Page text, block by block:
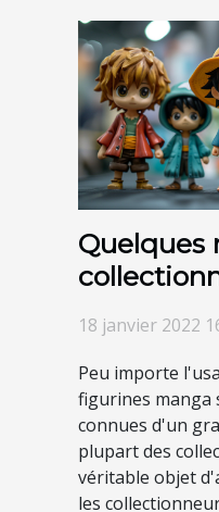
Quelques
18 janvier 2022
Peu importe
figurines manga
connues d'un
plupart des
véritable objet
les